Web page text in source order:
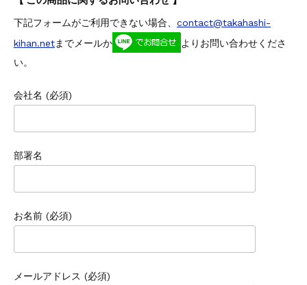
下記フォームがご利用できない場合、 contact@takahashi-
kihan.netまでメールか
よりお問い合わせくださ
い。
会社名 (必須)
部署名
お名前 (必須)
メールアドレス (必須)